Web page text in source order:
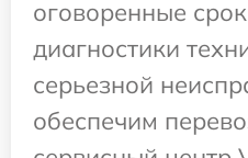
оговоренные
диагностики
серьезной
обеспечим